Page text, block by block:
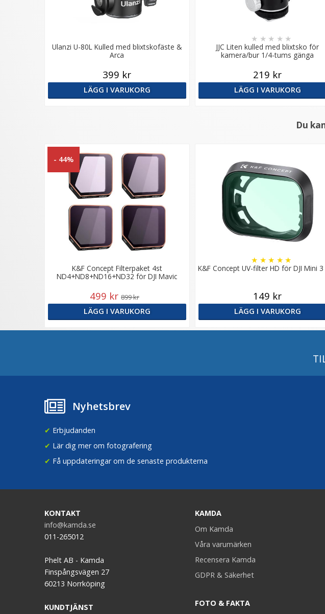
Ulanzi U-80L Kulled med blixtskofäste &
Arca
399 kr
LÄGG I VARUKORG
JJC Liten kulled med blixtsko för
kamera/bur 1/4-tums gänga
★ ★ ★ ★ ★
219 kr
LÄGG I VARUKORG
Du
- 44%
K&F Concept Filterpaket 4st
ND4+ND8+ND16+ND32 för DJI Mavic
499 kr 899 kr
LÄGG I VARUKORG
K&F Concept UV-filter HD för DJI Mini
★ ★ ★ ★ ★
149 kr
LÄGG I VARUKORG
Nyhetsbrev
✔ Erbjudanden
✔ Lär dig mer om fotografering
✔ Få uppdateringar om de senaste produkterna
KONTAKT
info@kamda.se
011-265012
Phelt AB - Kamda
Finspångsvägen 27
60213 Norrköping
KUNDTJÄNST
KAMDA
Om Kamda
Våra varumärken
Recensera Kamda
GDPR & Säkerhet
FOTO & FAKTA